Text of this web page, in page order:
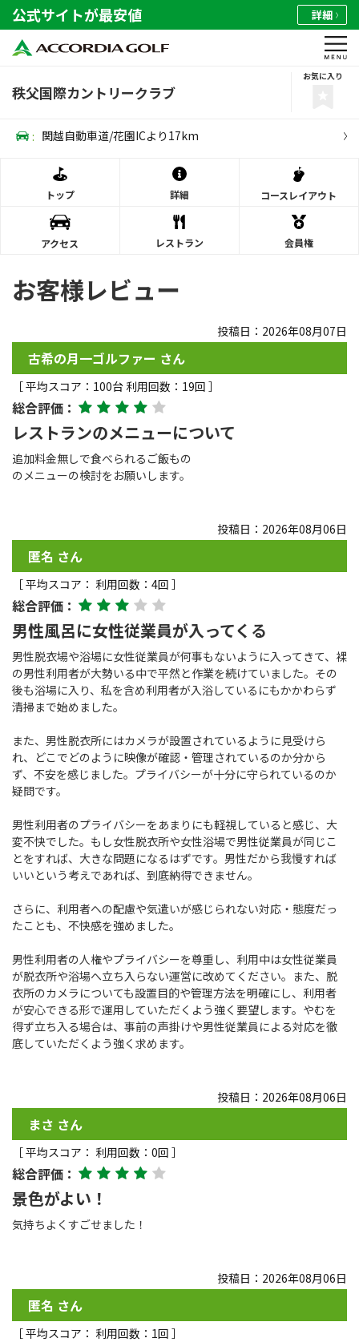
公式サイトが最安値 詳細
秩父国際カントリークラブ
お気に入り
: 関越自動車道/花園ICより17km
トップ 詳細 コースレイアウト
アクセス レストラン 会員権
お客様レビュー
古希の月一ゴルファー さん
［ 平均スコア：100台 利用回数：19回 ］
投稿日：2026年08月07日
総合評価：
レストランのメニューについて
追加料金無しで食べられるご飯もの
のメニューの検討をお願いします。
匿名 さん
［ 平均スコア： 利用回数：4回 ］
投稿日：2026年08月06日
総合評価：
男性風呂に女性従業員が入ってくる
男性脱衣場や浴場に女性従業員が何事もないように入ってきて、裸
の男性利用者が大勢いる中で平然と作業を続けていました。その
後も浴場に入り、私を含め利用者が入浴しているにもかかわらず
清掃まで始めました。
また、男性脱衣所にはカメラが設置されているように見受けら
れ、どこでどのように映像が確認・管理されているのか分から
ず、不安を感じました。プライバシーが十分に守られているのか
疑問です。
男性利用者のプライバシーをあまりにも軽視していると感じ、大
変不快でした。もし女性脱衣所や女性浴場で男性従業員が同じこ
とをすれば、大きな問題になるはずです。男性だから我慢すれば
いいという考えであれば、到底納得できません。
さらに、利用者への配慮や気遣いが感じられない対応・態度だっ
たことも、不快感を強めました。
男性利用者の人権やプライバシーを尊重し、利用中は女性従業員
が脱衣所や浴場へ立ち入らない運営に改めてください。また、脱
衣所のカメラについても設置目的や管理方法を明確にし、利用者
が安心できる形で運用していただくよう強く要望します。やむを
得ず立ち入る場合は、事前の声掛けや男性従業員による対応を徹
底していただくよう強く求めます。
まさ さん
［ 平均スコア： 利用回数：0回 ］
投稿日：2026年08月06日
総合評価：
景色がよい！
気持ちよくすごせました！
匿名 さん
［ 平均スコア： 利用回数：1回 ］
投稿日：2026年08月06日